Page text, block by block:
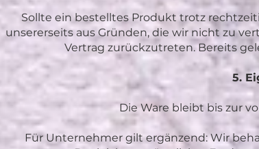
Sollte ein bestelltes Produkt trotz
unsererseits aus Gründen, die wir nicht zu
Vertrag zurückzutreten. Bereits
5.
Die Ware bleibt bis zur
Für Unternehmer gilt ergänzend: Wir